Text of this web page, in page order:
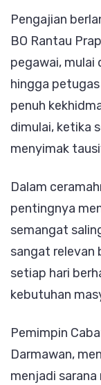
Pengajian
BO Rantau
pegawai,
hingga
penuh
dimulai, ketika
menyimak
Dalam
pentingnya
semangat
sangat relevan
setiap hari
kebutuhan
Pemimpin
Darmawan,
menjadi